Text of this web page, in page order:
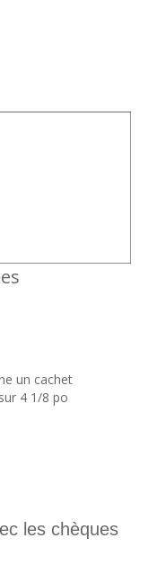
un cachet
4 1/8 po
les chèques